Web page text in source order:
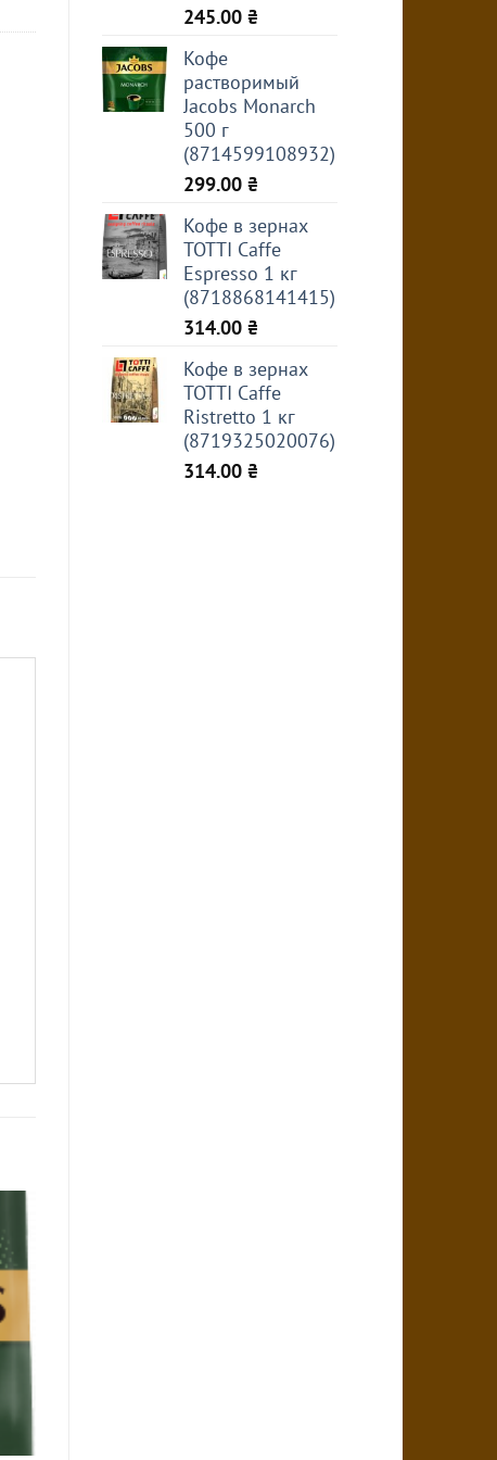
245.00 ₴
Кофе
растворимый
Jacobs Monarch
500 г
(8714599108932)
299.00 ₴
Кофе в зернах
TOTTI Caffe
Espresso 1 кг
(8718868141415)
314.00 ₴
Кофе в зернах
TOTTI Caffe
Ristretto 1 кг
(8719325020076)
314.00 ₴